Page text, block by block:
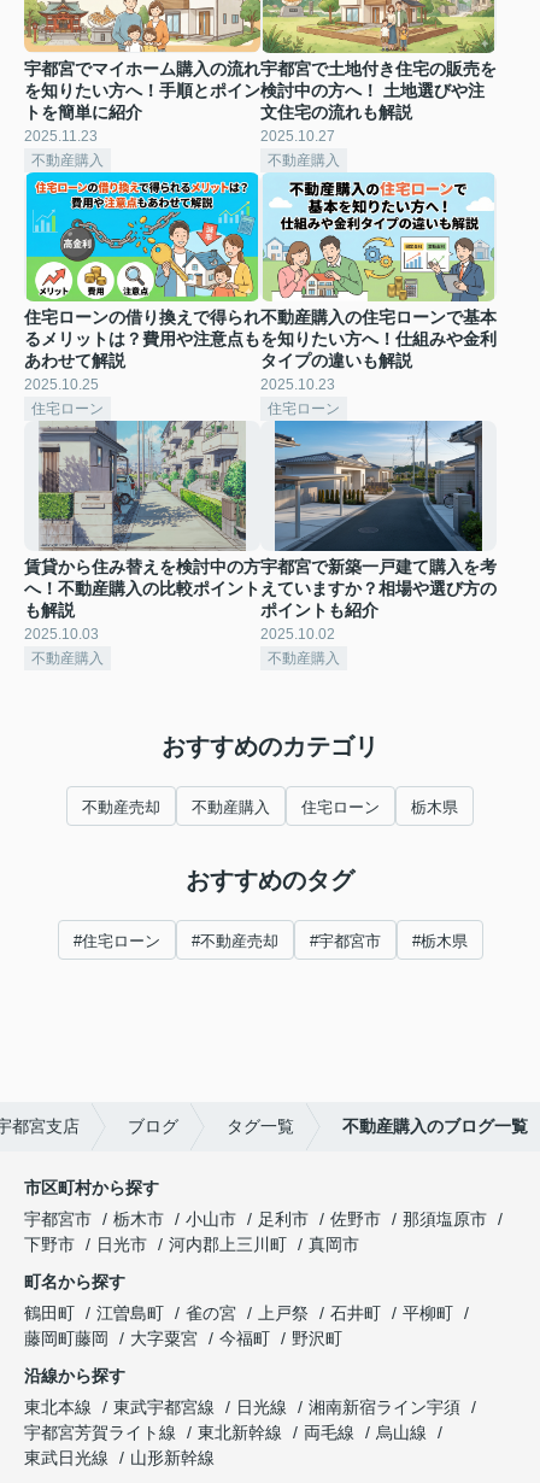
宇都宮でマイホーム購入の流れ
を知りたい方へ！手順とポイン
トを簡単に紹介
2025.11.23
不動産購入
宇都宮で土地付き住宅の販売を
検討中の方へ！ 土地選びや注
文住宅の流れも解説
2025.10.27
不動産購入
住宅ローンの借り換えで得られ
るメリットは？費用や注意点も
あわせて解説
2025.10.25
住宅ローン
不動産購入の住宅ローンで基本
を知りたい方へ！仕組みや金利
タイプの違いも解説
2025.10.23
住宅ローン
賃貸から住み替えを検討中の方
へ！不動産購入の比較ポイント
も解説
2025.10.03
不動産購入
宇都宮で新築一戸建て購入を考
えていますか？相場や選び方の
ポイントも紹介
2025.10.02
不動産購入
おすすめのカテゴリ
不動産売却 不動産購入 住宅ローン 栃木県
おすすめのタグ
#住宅ローン #不動産売却 #宇都宮市 #栃木県
都宮支店 ブログ タグ一覧 不動産購入のブログ一覧
市区町村から探す
宇都宮市
栃木市 小山市 足利市 佐野市
那須塩原市
下野市
日光市 河内郡上三川町
真岡市
町名から探す
鶴田町
江曽島町 雀の宮 上戸祭 石井町
平柳町
藤岡町藤岡
大字粟宮 今福町
野沢町
沿線から探す
東北本線
東武宇都宮線 日光線
湘南新宿ライン宇須
宇都宮芳賀ライト線
東北新幹線 両毛線
烏山線
東武日光線
山形新幹線